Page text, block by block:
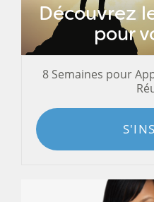
Découvrez
pour
8 Semaines pour